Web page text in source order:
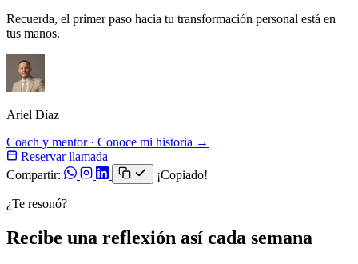
Recuerda, el primer paso hacia tu transformación personal está en
tus manos.
Ariel Díaz
Coach y mentor · Conoce mi historia →
Reservar llamada
Compartir:
¡Copiado!
¿Te resonó?
Recibe una reflexión así cada semana